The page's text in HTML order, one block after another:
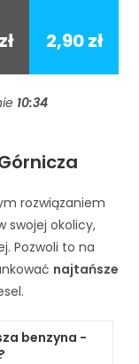
2,90 zł
10:34
rozwiązaniem
swojej okolicy,
Pozwoli to na
najtańsze
benzyna -